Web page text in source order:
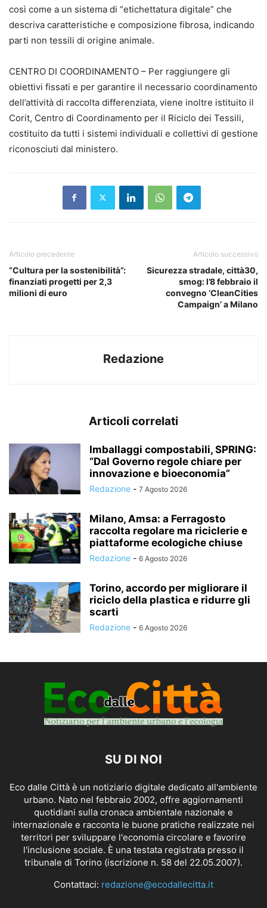
così come a un sistema di “etichettatura digitale” che
descriva caratteristiche e composizione fibrosa, indicando
parti non tessili di origine animale.
CENTRO DI COORDINAMENTO – Per raggiungere gli
obiettivi fissati e per garantire il necessario coordinamento
dell’attività di raccolta differenziata, viene inoltre istituito il
Corit, Centro di Coordinamento per il Riciclo dei Tessili,
costituito da tutti i sistemi individuali e collettivi di gestione
riconosciuti dal ministero.
Articolo precedente
“Cultura per la sostenibilità”:
finanziati progetti per 2,3
milioni di euro
Articolo successivo
Sicurezza stradale, città30,
smog: l’8 febbraio il
convegno ‘CleanCities
Campaign’ a Milano
Redazione
Articoli correlati
Imballaggi compostabili, SPRING:
“Dal Governo regole chiare per
innovazione e bioeconomia”
Redazione - 7 Agosto 2026
Milano, Amsa: a Ferragosto
raccolta regolare ma riciclerie e
piattaforme ecologiche chiuse
Redazione - 6 Agosto 2026
Torino, accordo per migliorare il
riciclo della plastica e ridurre gli
scarti
Redazione - 6 Agosto 2026
SU DI NOI
Eco dalle Città è un notiziario digitale dedicato all'ambiente
urbano. Nato nel febbraio 2002, offre aggiornamenti
quotidiani sulla cronaca ambientale nazionale e
internazionale e racconta le buone pratiche realizzate nei
territori per sviluppare l'economia circolare e favorire
l'inclusione sociale. È una testata registrata presso il
tribunale di Torino (iscrizione n. 58 del 22.05.2007).
Contattaci: redazione@ecodallecitta.it